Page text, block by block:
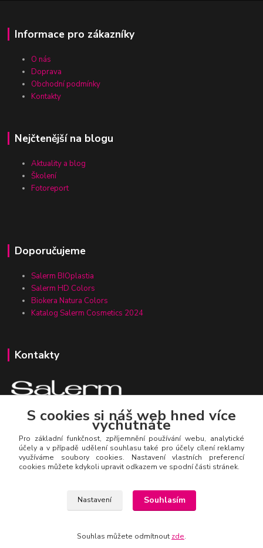
Informace pro zákazníky
O nás
Doprava
Obchodní podmínky
Kontakty
Nejčtenější na blogu
Aktuality a blog
Školení
Fotoreport
Doporučujeme
Salerm BIOplastia
Salerm HD Colors
Biokera Natura Colors
Katalog Salerm Cosmetics 2024
Kontakty
Zákaznická linka Salerm.cz
+420 777 271 199
salerm@salerm.cz
S cookies si náš web hned více
vychutnáte
Pro základní funkčnost, zpříjemnění používání webu, analytické
účely a v případě udělení souhlasu také pro účely cílení reklamy
využíváme soubory cookies. Nastavení vlastních preferencí
cookies můžete kdykoli upravit odkazem ve spodní části stránek.
Nastavení Souhlasím
Souhlas můžete odmítnout zde.